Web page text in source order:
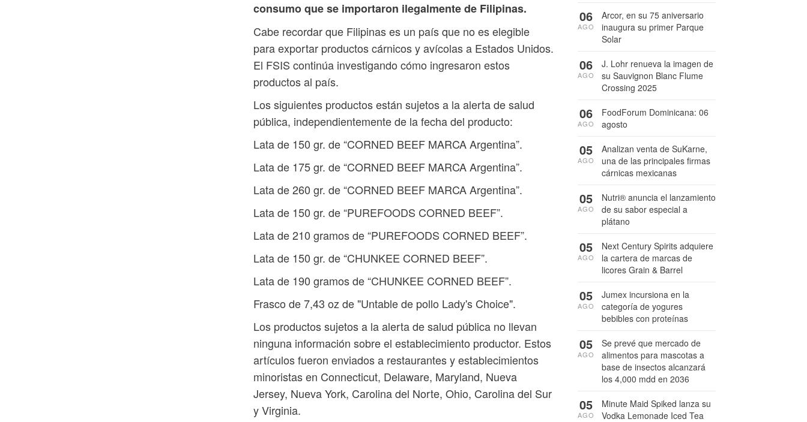
consumo que se importaron ilegalmente de Filipinas.
Cabe recordar que Filipinas es un país que no es elegible
para exportar productos cárnicos y avícolas a Estados Unidos.
El FSIS continúa investigando cómo ingresaron estos
productos al país.
Los siguientes productos están sujetos a la alerta de salud
pública, independientemente de la fecha del producto:
Lata de 150 gr. de “CORNED BEEF MARCA Argentina”.
Lata de 175 gr. de “CORNED BEEF MARCA Argentina”.
Lata de 260 gr. de “CORNED BEEF MARCA Argentina”.
Lata de 150 gr. de “PUREFOODS CORNED BEEF”.
Lata de 210 gramos de “PUREFOODS CORNED BEEF”.
Lata de 150 gr. de “CHUNKEE CORNED BEEF”.
Lata de 190 gramos de “CHUNKEE CORNED BEEF”.
Frasco de 7,43 oz de "Untable de pollo Lady's Choice".
Los productos sujetos a la alerta de salud pública no llevan
ninguna información sobre el establecimiento productor. Estos
artículos fueron enviados a restaurantes y establecimientos
minoristas en Connecticut, Delaware, Maryland, Nueva
Jersey, Nueva York, Carolina del Norte, Ohio, Carolina del Sur
y Virginia.
Arcor, en su 75 aniversario
inaugura su primer Parque
Solar
06
AGO
J. Lohr renueva la imagen de
su Sauvignon Blanc Flume
Crossing 2025
06
AGO
FoodForum Dominicana: 06
agosto
06
AGO
Analizan venta de SuKarne,
una de las principales firmas
cárnicas mexicanas
05
AGO
Nutri® anuncia el lanzamiento
de su sabor especial a
plátano
05
AGO
Next Century Spirits adquiere
la cartera de marcas de
licores Grain & Barrel
05
AGO
Jumex incursiona en la
categoría de yogures
bebibles con proteínas
05
AGO
Se prevé que mercado de
alimentos para mascotas a
base de insectos alcanzará
los 4,000 mdd en 2036
05
AGO
Minute Maid Spiked lanza su
Vodka Lemonade Iced Tea
05
AGO